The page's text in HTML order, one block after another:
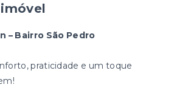
– Bairro São Pedro
praticidade e um toque